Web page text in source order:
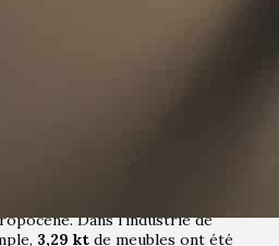
Dans l’industrie de
3,29 ktde meubles ont été